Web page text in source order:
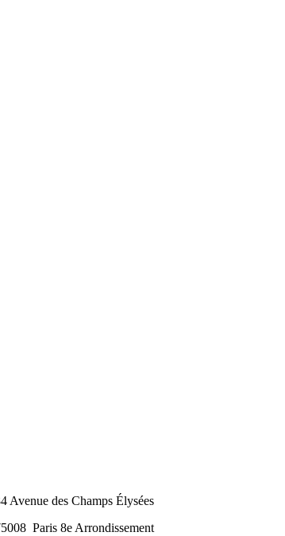
Avenue des Champs Élysées
Paris 8e Arrondissement